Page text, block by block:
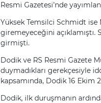
Resmi Gazetesi’nde
Yüksek Temsilci Schmidt ise
giremeyeceğini açıklamıştı.
girmişti.
Dodik ve RS Resmi Gazete
duymadıkları gerekçesiyle
kapsamında, Dodik 16 Ekim
Dodik, ilk duruşmanın